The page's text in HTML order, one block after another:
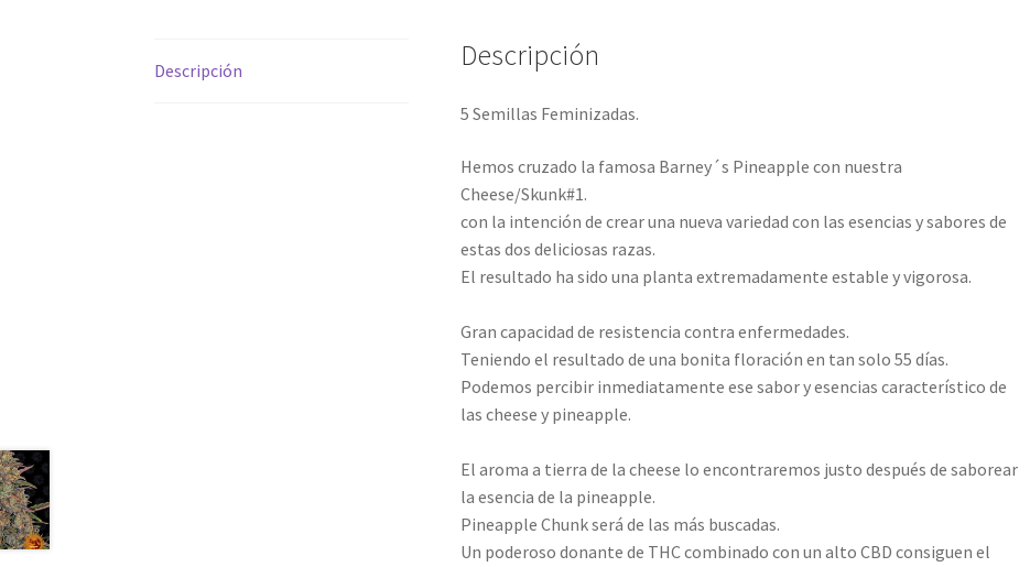
Descripción Descripción
5 Semillas Feminizadas.
Hemos cruzado la famosa Barney´s Pineapple con nuestra
Cheese/Skunk#1.
con la intención de crear una nueva variedad con las esencias y sabores de
estas dos deliciosas razas.
El resultado ha sido una planta extremadamente estable y vigorosa.
Gran capacidad de resistencia contra enfermedades.
Teniendo el resultado de una bonita floración en tan solo 55 días.
Podemos percibir inmediatamente ese sabor y esencias característico de
las cheese y pineapple.
El aroma a tierra de la cheese lo encontraremos justo después de saborear
la esencia de la pineapple.
Pineapple Chunk será de las más buscadas.
Un poderoso donante de THC combinado con un alto CBD consiguen el